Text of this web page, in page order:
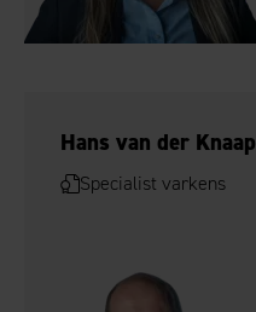
Hans van der Knaap
Specialist varkens